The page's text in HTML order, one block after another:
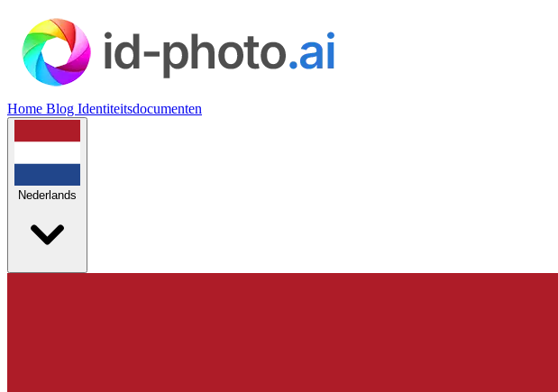
Home Blog Identiteitsdocumenten
Nederlands